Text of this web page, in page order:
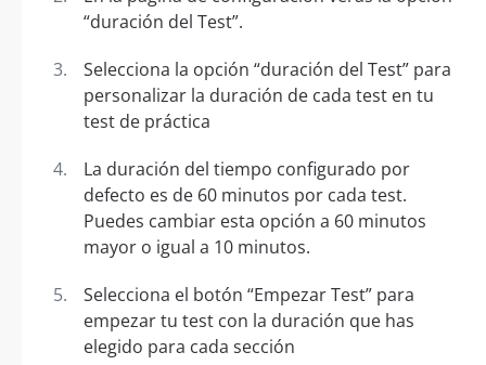
“duración del Test”.
Selecciona la opción “duración del Test” para
personalizar la duración de cada test en tu
test de práctica
La duración del tiempo configurado por
defecto es de 60 minutos por cada test.
Puedes cambiar esta opción a 60 minutos
mayor o igual a 10 minutos.
Selecciona el botón “Empezar Test” para
empezar tu test con la duración que has
elegido para cada sección